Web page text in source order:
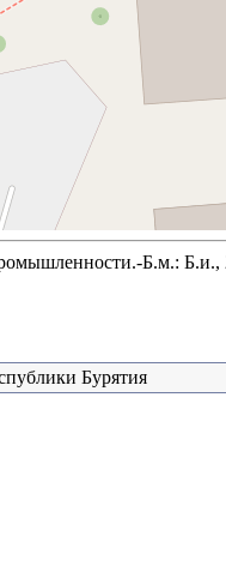
Б.м.: Б.и.,
Бурятия